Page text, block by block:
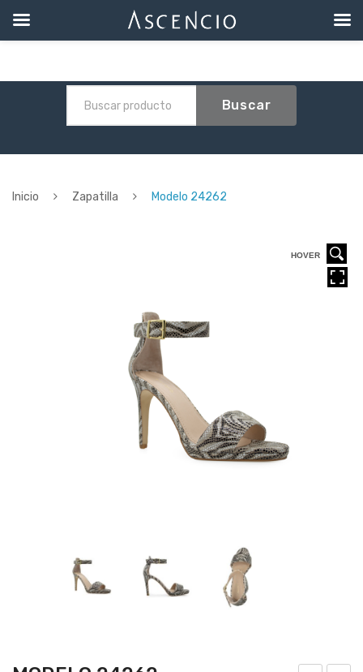
Buscar
Inicio Zapatilla Modelo 24262
HOVER
HOVER
HOVER